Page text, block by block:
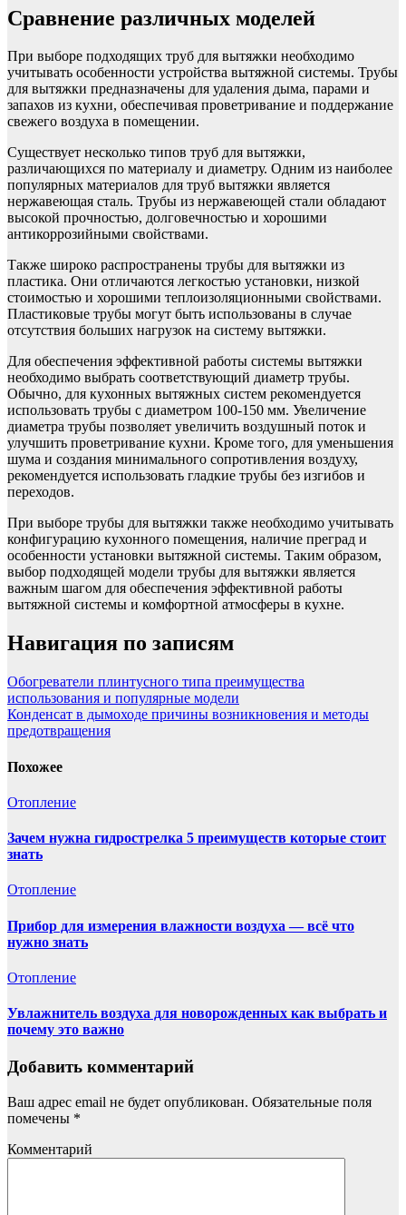
Сравнение различных моделей
При выборе подходящих труб для вытяжки необходимо
учитывать особенности устройства вытяжной системы. Трубы
для вытяжки предназначены для удаления дыма, парами и
запахов из кухни, обеспечивая проветривание и поддержание
свежего воздуха в помещении.
Существует несколько типов труб для вытяжки,
различающихся по материалу и диаметру. Одним из наиболее
популярных материалов для труб вытяжки является
нержавеющая сталь. Трубы из нержавеющей стали обладают
высокой прочностью, долговечностью и хорошими
антикоррозийными свойствами.
Также широко распространены трубы для вытяжки из
пластика. Они отличаются легкостью установки, низкой
стоимостью и хорошими теплоизоляционными свойствами.
Пластиковые трубы могут быть использованы в случае
отсутствия больших нагрузок на систему вытяжки.
Для обеспечения эффективной работы системы вытяжки
необходимо выбрать соответствующий диаметр трубы.
Обычно, для кухонных вытяжных систем рекомендуется
использовать трубы с диаметром 100-150 мм. Увеличение
диаметра трубы позволяет увеличить воздушный поток и
улучшить проветривание кухни. Кроме того, для уменьшения
шума и создания минимального сопротивления воздуху,
рекомендуется использовать гладкие трубы без изгибов и
переходов.
При выборе трубы для вытяжки также необходимо учитывать
конфигурацию кухонного помещения, наличие преград и
особенности установки вытяжной системы. Таким образом,
выбор подходящей модели трубы для вытяжки является
важным шагом для обеспечения эффективной работы
вытяжной системы и комфортной атмосферы в кухне.
Навигация по записям
Обогреватели плинтусного типа преимущества
использования и популярные модели
Конденсат в дымоходе причины возникновения и методы
предотвращения
Похожее
Отопление
Зачем нужна гидрострелка 5 преимуществ которые стоит
знать
Отопление
Прибор для измерения влажности воздуха — всё что
нужно знать
Отопление
Увлажнитель воздуха для новорожденных как выбрать и
почему это важно
Добавить комментарий
Ваш адрес email не будет опубликован. Обязательные поля
помечены *
Комментарий